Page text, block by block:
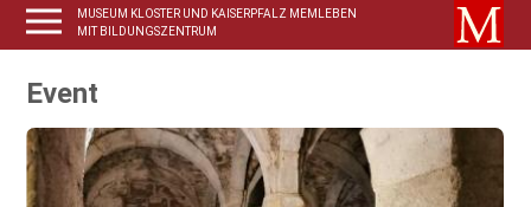
MUSEUM KLOSTER UND KAISERPFALZ MEMLEBEN
MIT BILDUNGSZENTRUM
Event